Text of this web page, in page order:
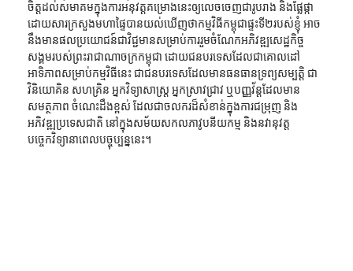
ចិត្តដល់សមាគមក្នុងការអនុវត្តគម្រោងនេះឲ្យលេចចេញជារូបរាង និងផ្លែផ្កា
ដោយសារក្រសួងមហាផ្ទៃបានយល់ឃើញថាកម្មវិធីកម្ពុជាផ្ទះទី២របស់ខ្ញុំ អាច
នឹងមានផលប្រយោជន៍ជាវិជ្ជមានសម្រាប់ការរួមចំណែកអភិវឌ្ឍសេដ្ឋកិច្ច
សង្គមរបស់ព្រះរាជាណាចក្រកម្ពុជា ដោយជនបរទេសដែលជាគោលដៅ
អាទិភាពសម្រាប់កម្មវិធីនេះ ជាជនបរទេសដែលមានធនធានទ្រព្យសម្បត្តិ ជា
វិនិយោគិន សហគ្រិន អ្នកវិទ្យាសាស្ត្រ អ្នកស្រាវជ្រាវ ឬបញ្ញវ័ន្តដែលមាន
សមត្ថភាព ចំណេះដឹងខ្ពស់ ដែលជាចលករដ៏សំខាន់ក្នុងការជម្រុញ និង
អភិវឌ្ឍប្រទេសជាតិ នៅក្នុងសម័យសកលភាវូបនីយកម្ម និងនវានុវត្ត
បច្ចេកវិទ្យានាពេលបច្ចុប្បន្ននេះ។